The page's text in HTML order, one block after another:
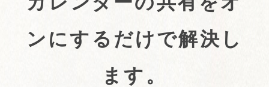
ンにするだけで解決し
ます。